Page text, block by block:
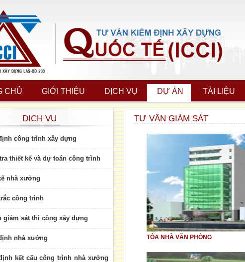
CHỦ GIỚI THIỆU DỊCH VỤ DỰ ÁN TÀI LIỆU
DỊCH VỤ
công trình xây dựng
thiết kế và dự toán công trình
nhà xưởng
công trình
giám sát thi công xây dựng
nhà xưởng
kết cấu công trình nhà xưởng
TƯ VẤN GIÁM SÁT
TÒA NHÀ VĂN PHÒNG